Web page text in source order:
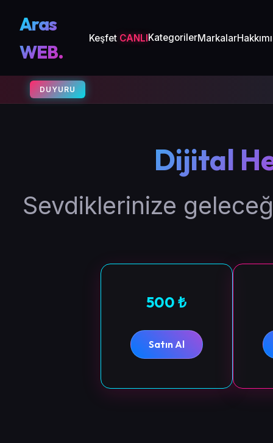
Aras
WEB.
Keşfet CANLIKategorilerMarkalar
DUYURU
Dijital
Sevdiklerinize
500 ₺
Satın Al